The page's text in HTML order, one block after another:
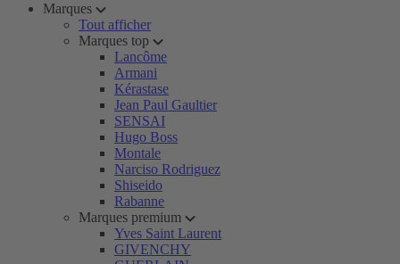
Marques
Tout afficher
Marques top
Lancôme
Armani
Kérastase
Jean Paul Gaultier
SENSAI
Hugo Boss
Montale
Narciso Rodriguez
Shiseido
Rabanne
Marques premium
Yves Saint Laurent
GIVENCHY